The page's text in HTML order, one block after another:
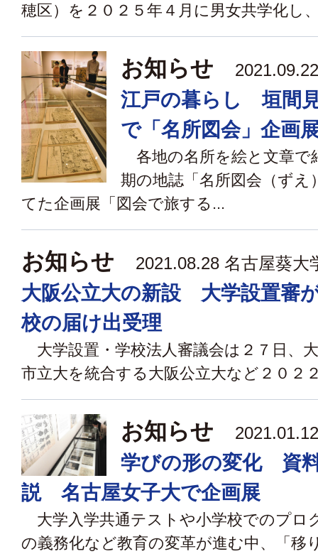
穂区）を２０２５年４月に男女共学化し
お知らせ
江戸の暮らし 垣間
で「名所図会」企画
各地の名所を絵と文章で
期の地誌「名所図会（ずえ
てた企画展「図会で旅する...
お知らせ 2021.08.28 名古屋葵大
大阪公立大の新設 大学設置審
校の届け出受理
大学設置・学校法人審議会は２７日、
市立大を統合する大阪公立大など２０２
お知らせ
学びの形の変化 資
説 名古屋女子大で企画展
大学入学共通テストや小学校でのプロ
の義務化など教育の変革が進む中、「移